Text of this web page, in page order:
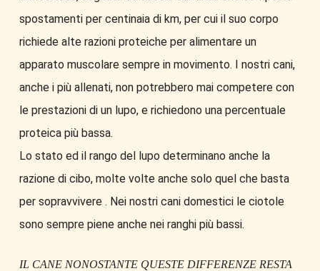
spostamenti per centinaia di km, per cui il suo corpo
richiede alte razioni proteiche per alimentare un
apparato muscolare sempre in movimento. I nostri cani,
anche i più allenati, non potrebbero mai competere con
le prestazioni di un lupo, e richiedono una percentuale
proteica più bassa.
Lo stato ed il rango del lupo determinano anche la
razione di cibo, molte volte anche solo quel che basta
per sopravvivere . Nei nostri cani domestici le ciotole
sono sempre piene anche nei ranghi più bassi.
IL CANE NONOSTANTE QUESTE DIFFERENZE RESTA